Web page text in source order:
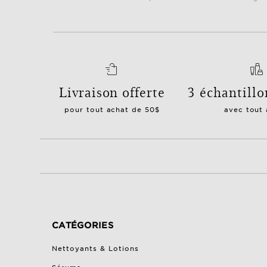
Livraison offerte
pour tout achat de 50$
3
avec tout
CATÉGORIES
Nettoyants & Lotions